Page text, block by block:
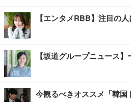
【エンタメRBB】注目の
【坂道グループニュース
今観るべきオススメ「韓国